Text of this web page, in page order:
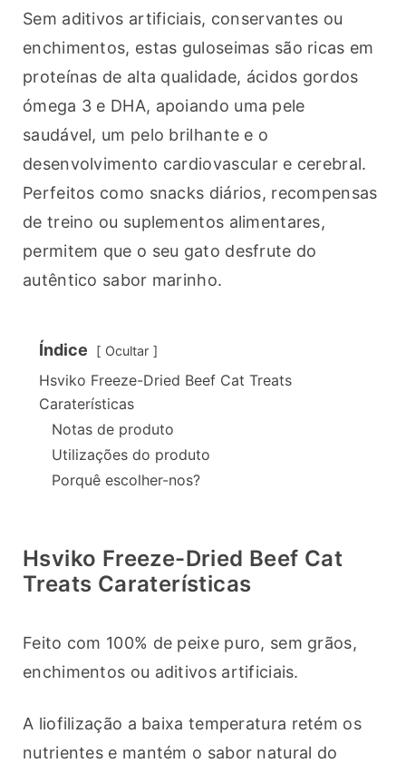
Sem aditivos artificiais, conservantes ou
enchimentos, estas guloseimas são ricas em
proteínas de alta qualidade, ácidos gordos
ómega 3 e DHA, apoiando uma pele
saudável, um pelo brilhante e o
desenvolvimento cardiovascular e cerebral.
Perfeitos como snacks diários, recompensas
de treino ou suplementos alimentares,
permitem que o seu gato desfrute do
autêntico sabor marinho.
Índice Ocultar
Hsviko Freeze-Dried Beef Cat Treats
Caraterísticas
Notas de produto
Utilizações do produto
Porquê escolher-nos?
Hsviko Freeze-Dried Beef Cat
Treats Caraterísticas
Feito com 100% de peixe puro, sem grãos,
enchimentos ou aditivos artificiais.
A liofilização a baixa temperatura retém os
nutrientes e mantém o sabor natural do